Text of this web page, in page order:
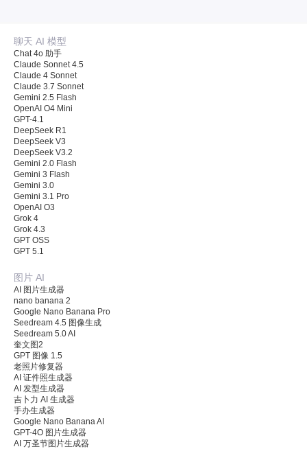
聊天 AI 模型
Chat 4o 助手
Claude Sonnet 4.5
Claude 4 Sonnet
Claude 3.7 Sonnet
Gemini 2.5 Flash
OpenAI O4 Mini
GPT-4.1
DeepSeek R1
DeepSeek V3
DeepSeek V3.2
Gemini 2.0 Flash
Gemini 3 Flash
Gemini 3.0
Gemini 3.1 Pro
OpenAI O3
Grok 4
Grok 4.3
GPT OSS
GPT 5.1
图片 AI
AI 图片生成器
nano banana 2
Google Nano Banana Pro
Seedream 4.5 图像生成
Seedream 5.0 AI
奎文图2
GPT 图像 1.5
老照片修复器
AI 证件照生成器
AI 发型生成器
吉卜力 AI 生成器
手办生成器
Google Nano Banana AI
GPT-4O 图片生成器
AI 万圣节图片生成器